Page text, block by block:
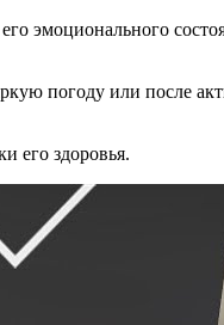
эмоционального
погоду или после
его здоровья.